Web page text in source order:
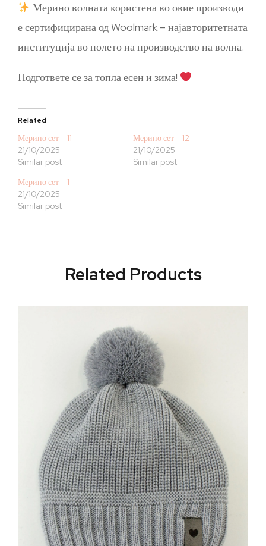
Мерино волната користена во овие производи
е сертифицирана од Woolmark – најавторитетната
институција во полето на производство на волна.
Подгответе се за топла есен и зима!
Related
Мерино сет – 11
21/10/2025
Similar post
Мерино сет – 12
21/10/2025
Similar post
Мерино сет – 1
21/10/2025
Similar post
Related Products